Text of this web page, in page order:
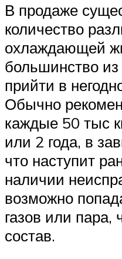
В продаже
количество
охлаждающей
большинство
прийти в
Обычно
каждые 50 тыс
или 2 года, в
что наступит
наличии
возможно
газов или пара,
состав.